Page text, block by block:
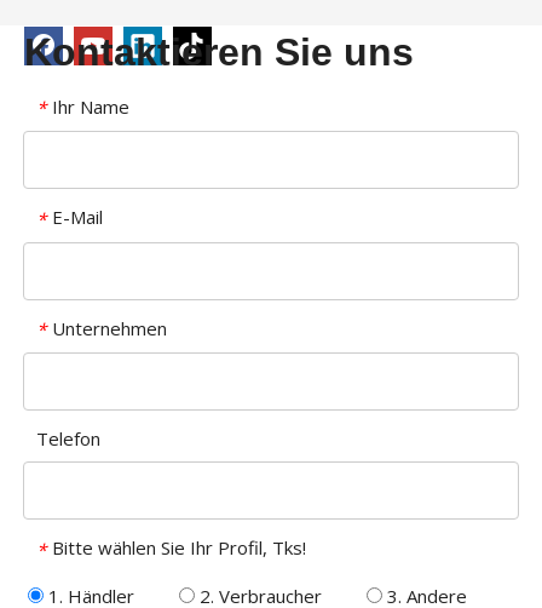
Kontaktieren Sie uns
* Ihr Name
* E-Mail
* Unternehmen
Telefon
* Bitte wählen Sie Ihr Profil, Tks!
1. Händler
2. Verbraucher 3. Andere